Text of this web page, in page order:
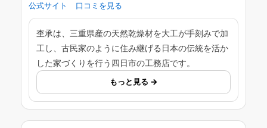
公式サイト 口コミを見る
杢承は、三重県産の天然乾燥材を大工が手刻みで加
工し、古民家のように住み継げる日本の伝統を活か
した家づくりを行う四日市の工務店です。
もっと見る →